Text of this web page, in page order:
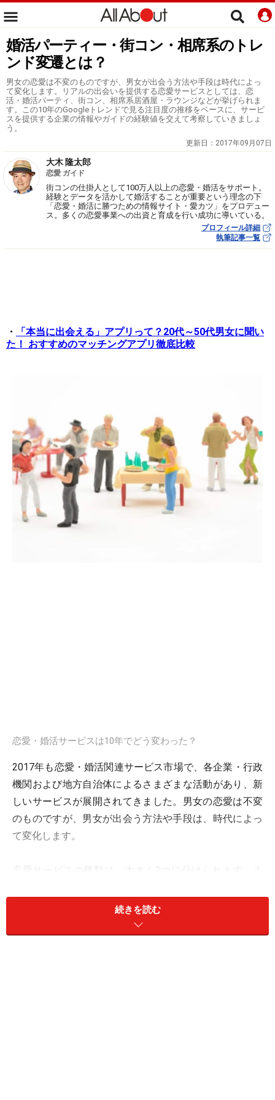
婚活パーティー・街コン・相席系のトレ
ンド変遷とは？
男女の恋愛は不変のものですが、男女が出会う方法や手段は時代によっ
て変化します。リアルの出会いを提供する恋愛サービスとしては、恋
活・婚活パーティ、街コン、相席系居酒屋・ラウンジなどが挙げられま
す。この10年のGoogleトレンドで見る注目度の推移をベースに、サービ
スを提供する企業の情報やガイドの経験値を交えて考察していきましょ
う。
更新日： 2017年09月07日
大木 隆太郎
恋愛 ガイド
街コンの仕掛人として100万人以上の恋愛・婚活をサポート。
経験とデータを活かして婚活することが重要という理念の下
「恋愛・婚活に勝つための情報サイト・愛カツ」をプロデュー
ス。多くの恋愛事業への出資と育成を行い成功に導いている。
プロフィール詳細
執筆記事一覧
・
「本当に出会える」アプリって？20代～50代男女に聞い
た！ おすすめのマッチングアプリ徹底比較
恋愛・婚活サービスは10年でどう変わった？
2017年も恋愛・婚活関連サービス市場で、各企業・行政
機関および地方自治体によるさまざまな活動があり、新
しいサービスが展開されてきました。男女の恋愛は不変
のものですが、男女が出会う方法や手段は、時代によっ
て変化します。
恋愛サービスの種類は、大きく2つに分けられます。ま
リアル系サービス）では、恋活・婚活パーティ、街コ
ン、相席系居酒屋・ラウンジなどが挙げられます。
続きを読む